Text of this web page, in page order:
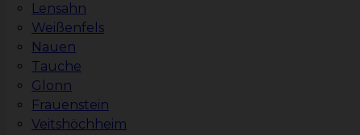
Lensahn
Weißenfels
Nauen
Tauche
Glonn
Frauenstein
Veitshöchheim